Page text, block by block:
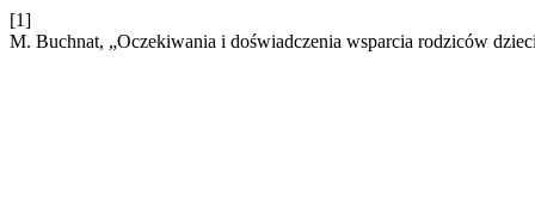
[1]
M. Buchnat, „Oczekiwania i doświadczenia wsparcia rodziców